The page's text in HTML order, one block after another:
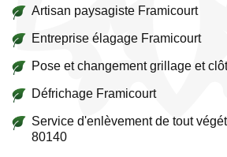
Artisan paysagiste Framicourt
Entreprise élagage Framicourt
Pose et changement grillage et
Défrichage Framicourt
Service d'enlèvement de tout
80140